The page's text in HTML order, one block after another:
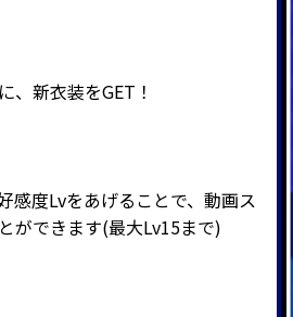
、新衣装をGET！
感度Lvをあげることで、動画ス
ができます(最大Lv15まで)